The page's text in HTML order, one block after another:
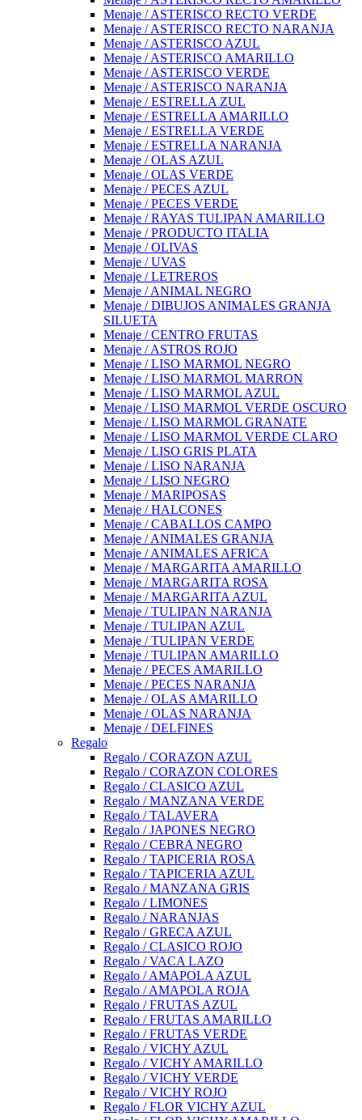
Menaje / ASTERISCO RECTO VERDE
Menaje / ASTERISCO RECTO NARANJA
Menaje / ASTERISCO AZUL
Menaje / ASTERISCO AMARILLO
Menaje / ASTERISCO VERDE
Menaje / ASTERISCO NARANJA
Menaje / ESTRELLA ZUL
Menaje / ESTRELLA AMARILLO
Menaje / ESTRELLA VERDE
Menaje / ESTRELLA NARANJA
Menaje / OLAS AZUL
Menaje / OLAS VERDE
Menaje / PECES AZUL
Menaje / PECES VERDE
Menaje / RAYAS TULIPAN AMARILLO
Menaje / PRODUCTO ITALIA
Menaje / OLIVAS
Menaje / UVAS
Menaje / LETREROS
Menaje / ANIMAL NEGRO
Menaje / DIBUJOS ANIMALES GRANJA
SILUETA
Menaje / CENTRO FRUTAS
Menaje / ASTROS ROJO
Menaje / LISO MARMOL NEGRO
Menaje / LISO MARMOL MARRON
Menaje / LISO MARMOL AZUL
Menaje / LISO MARMOL VERDE OSCURO
Menaje / LISO MARMOL GRANATE
Menaje / LISO MARMOL VERDE CLARO
Menaje / LISO GRIS PLATA
Menaje / LISO NARANJA
Menaje / LISO NEGRO
Menaje / MARIPOSAS
Menaje / HALCONES
Menaje / CABALLOS CAMPO
Menaje / ANIMALES GRANJA
Menaje / ANIMALES AFRICA
Menaje / MARGARITA AMARILLO
Menaje / MARGARITA ROSA
Menaje / MARGARITA AZUL
Menaje / TULIPAN NARANJA
Menaje / TULIPAN AZUL
Menaje / TULIPAN VERDE
Menaje / TULIPAN AMARILLO
Menaje / PECES AMARILLO
Menaje / PECES NARANJA
Menaje / OLAS AMARILLO
Menaje / OLAS NARANJA
Menaje / DELFINES
Regalo
Regalo / CORAZON AZUL
Regalo / CORAZON COLORES
Regalo / CLASICO AZUL
Regalo / MANZANA VERDE
Regalo / TALAVERA
Regalo / JAPONES NEGRO
Regalo / CEBRA NEGRO
Regalo / TAPICERIA ROSA
Regalo / TAPICERIA AZUL
Regalo / MANZANA GRIS
Regalo / LIMONES
Regalo / NARANJAS
Regalo / GRECA AZUL
Regalo / CLASICO ROJO
Regalo / VACA LAZO
Regalo / AMAPOLA AZUL
Regalo / AMAPOLA ROJA
Regalo / FRUTAS AZUL
Regalo / FRUTAS AMARILLO
Regalo / FRUTAS VERDE
Regalo / VICHY AZUL
Regalo / VICHY AMARILLO
Regalo / VICHY VERDE
Regalo / VICHY ROJO
Regalo / FLOR VICHY AZUL